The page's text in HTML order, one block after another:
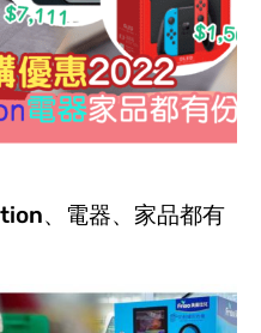
、電器、家品都有